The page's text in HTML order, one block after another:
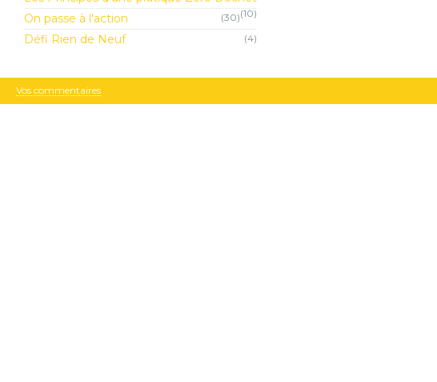
(10)
On passe à l'action (30)
Défi Rien de Neuf (4)
Vos commentaires